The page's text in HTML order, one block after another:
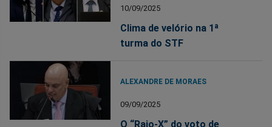
10/09/2025
Clima de velório na 1ª
turma do STF
ALEXANDRE DE MORAES
09/09/2025
O “Raio-X” do voto de